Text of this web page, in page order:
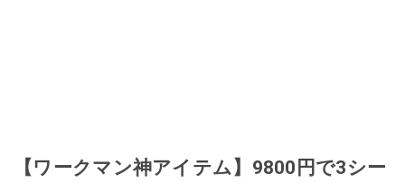
【ワークマン神アイテム】9800円で3シー